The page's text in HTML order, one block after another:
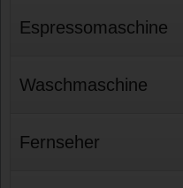
Espressomaschine
Waschmaschine
Fernseher